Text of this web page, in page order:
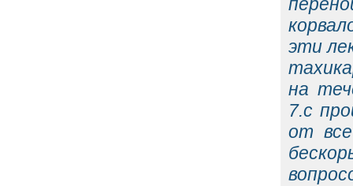
эти
на
7.с
от